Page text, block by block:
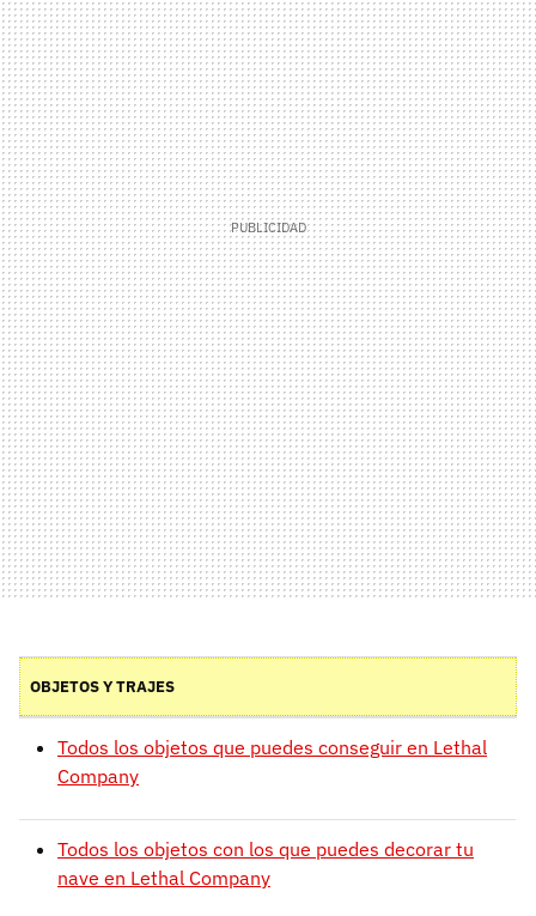
OBJETOS Y TRAJES
Todos los objetos que puedes conseguir en Lethal
Company
Todos los objetos con los que puedes decorar tu
nave en Lethal Company